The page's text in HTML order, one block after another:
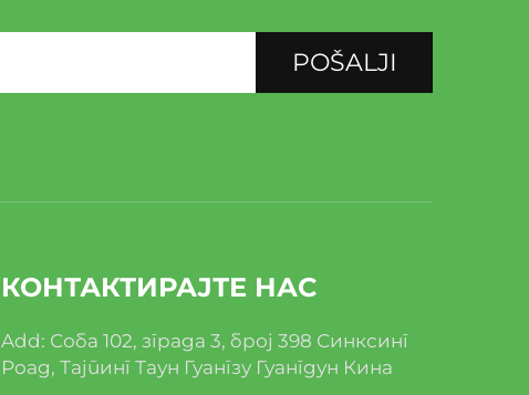
POŠALJI
КОНТАКТИРАЈТЕ НАС
Add: Соба 102, зграда 3, број 398 Синксинг
Роад, Тајпинг Таун Гуангзу Гуангдун Кина